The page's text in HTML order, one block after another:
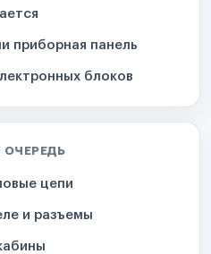
приборная панель
блоков
ОЧЕРЕДЬ
цепи
и разъемы